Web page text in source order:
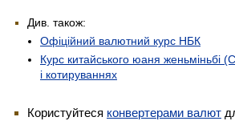
Див. також:
Офіційний валютний курс НБК
Курс китайського юаня женьмiньбi
і котируваннях
Користуйтеся конвертерами валют